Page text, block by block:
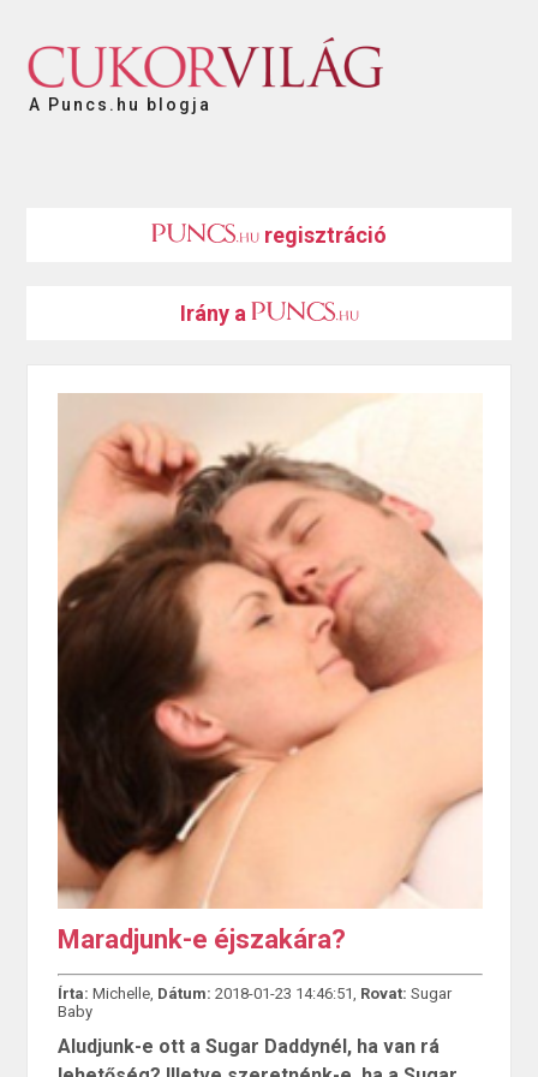
A Puncs.hu blogja
regisztráció
Irány a
Maradjunk-e éjszakára?
Írta: Michelle, Dátum: 2018-01-23 14:46:51, Rovat: Sugar
Baby
Aludjunk-e ott a Sugar Daddynél, ha van rá